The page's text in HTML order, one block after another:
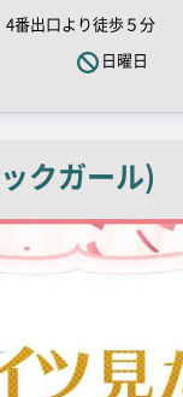
番出口より徒歩５分
日曜日
クガール)